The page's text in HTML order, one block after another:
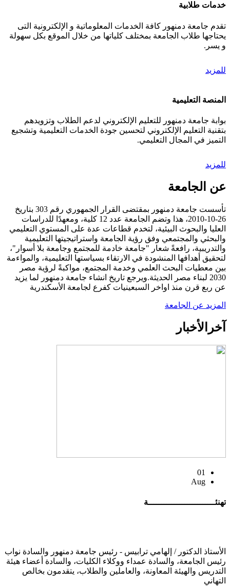
خدمات طلابية
تقدم جامعة دمنهور كافة الخدمات المعلوماتية و الإلكترونية التى
يحتاجها طلاب الجامعة بمختلف كلياتها من خلال الموقع بكل سهولة
و يسر.
للمزيد
المنصة التعليمية
بوابة جامعة دمنهور للتعليم الإلكتروني لدعم الطلاب وتزويدهم
بتقنية التعليم الإلكتروني لتحسين جودة الخدمات التعليمية وتشجيع
التميز في المجال التعليمي.
للمزيد
عن الجامعة
تأسست جامعة دمنهور بمقتضى القرار الجمهوري رقم 303 بتاريخ
26-10-2010، هذا وتضم الجامعة عدد 12 كلية، ومعهدًا للدراسات
العليا والبحوث البيئية، لتخدم قطاعات عدة على المستوي التعليمي
والبحثي والمجتمعي وفق رؤية الجامعة واستراتيجيتها التعليمية
والتدريبية، رافعةً شعار "جامعة خادمة للمجتمع وجامعة بلا أسوار"،
لتحقيق أهدافها المنشودة في الارتقاء بسياستها التعليمية، والمواءمة
بين معطيات البحث العلمي وخدمة المجتمع، مواكبةً لرؤية مصر
2030 لبناء مصر الحديثة.ويرجع تاريخ انشاء جامعة دمنهور لما يزيد
عن ربع قرن منذ اواخر السبعينيات كفرع لجامعة الأسكندرية
المزيد عن الجامعة
آخر الأخبار
01
Aug
تهنئــــــــــــــــــــــــــة
الأستاذ الدكتور / إلهامي ترابيس - رئيس جامعة دمنهور والسادة نواب
رئيس الجامعة، والسادة عمداء ووكلاء الكليات، والسادة أعضاء هيئة
التدريس والهيئة المعاونة، والعاملين والطلاب، يتقدمون بخالص
التهاني